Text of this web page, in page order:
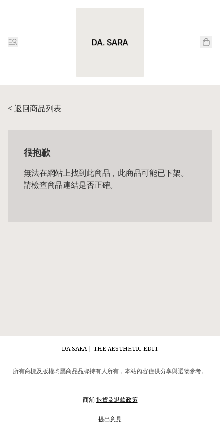
< 返回商品列表
很抱歉
無法在網站上找到此商品，此商品可能已下架。
請檢查商品連結是否正確。
DA.SARA | THE AESTHETIC EDIT
所有商標及版權均屬商品品牌持有人所有，本站內容僅供分享與選物參考。
商舖退貨及退款政策
提出意見